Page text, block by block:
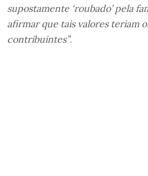
supostamente ‘roubado’ pela
afirmar que tais valores teriam
contribuintes”.